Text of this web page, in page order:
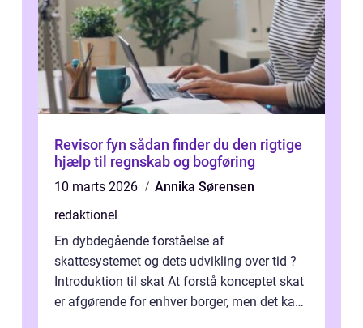
Revisor fyn sådan finder du den rigtige
hjælp til regnskab og bogføring
10 marts 2026
Annika Sørensen
redaktionel
En dybdegående forståelse af
skattesystemet og dets udvikling over tid ?
Introduktion til skat At forstå konceptet skat
er afgørende for enhver borger, men det kan